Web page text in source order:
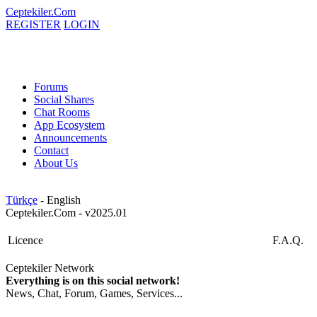
Ceptekiler.Com
REGISTER LOGIN
Forums
Social Shares
Chat Rooms
App Ecosystem
Announcements
Contact
About Us
Türkçe - English
Ceptekiler.Com - v2025.01
Licence F.A.Q.
Ceptekiler Network
Everything is on this social network!
News, Chat, Forum, Games, Services...